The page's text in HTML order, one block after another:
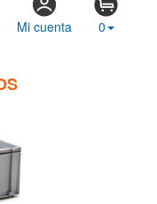
Mi cuenta 0